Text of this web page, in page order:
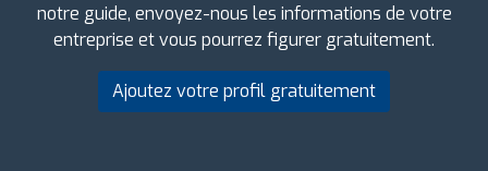
notre guide, envoyez-nous les informations de votre
entreprise et vous pourrez figurer gratuitement.
Ajoutez votre profil gratuitement